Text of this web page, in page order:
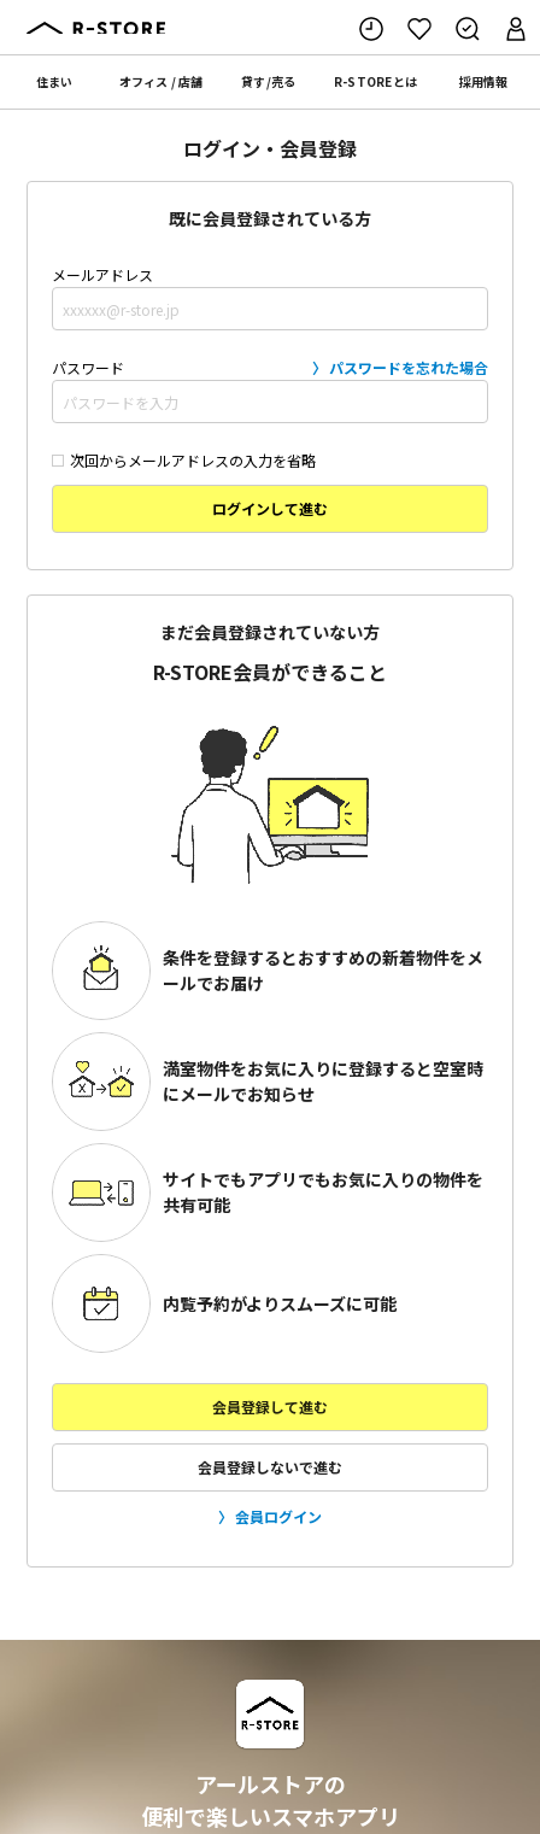
住まい オフィス /店舗 貸す/売る R-STOREとは 採用情報
ログイン・会員登録
既に会員登録されている方
メールアドレス
パスワード パスワードを忘れた場合
次回からメールアドレスの入力を省略
ログインして進む
まだ会員登録されていない方
R-STORE会員ができること
条件を登録するとおすすめの新着物件をメ
ールでお届け
満室物件をお気に入りに登録すると空室時
にメールでお知らせ
サイトでもアプリでもお気に入りの物件を
共有可能
内覧予約がよりスムーズに可能
会員登録して進む
会員登録しないで進む
会員ログイン
アールストアの
便利で楽しいスマホアプリ